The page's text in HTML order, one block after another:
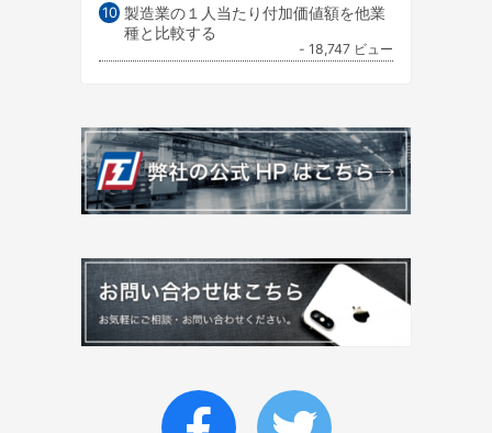
製造業の１人当たり付加価値額を他業
種と比較する
- 18,747 ビュー